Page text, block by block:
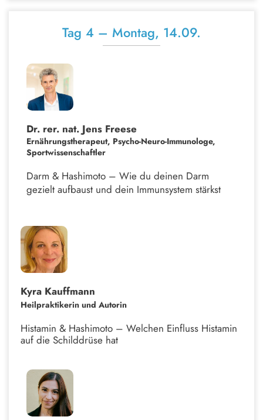
Tag 4 – Montag, 14.09.
Dr. rer. nat. Jens Freese
Ernährungstherapeut, Psycho-Neuro-Immunologe,
Sportwissenschaftler
Darm & Hashimoto – Wie du deinen Darm
gezielt aufbaust und dein Immunsystem stärkst
Kyra Kauffmann
Heilpraktikerin und Autorin
Histamin & Hashimoto – Welchen Einfluss Histamin
auf die Schilddrüse hat